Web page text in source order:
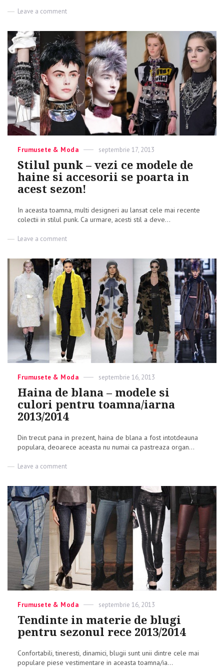
Leave a comment
originale
de
umbrele
ce
se
poarta
in
aceasta
toamna
Categories
Frumusete & Moda
Posted
septembrie 17, 2013
Stilul punk – vezi ce modele de
haine si accesorii se poarta in
acest sezon!
In aceasta toamna, multi designeri au lansat cele mai recente
colectii in stilul punk. Ca urmare, acesti stil a deve...
Leave a comment
punk
–
vezi
ce
modele
de
haine
si
accesorii
se
poarta
acest
sezon!
Categories
Frumusete & Moda
Posted
septembrie 16, 2013
Haina de blana – modele si
culori pentru toamna/iarna
2013/2014
Din trecut pana in prezent, haina de blana a fost intotdeauna
populara, deoarece aceasta nu numai ca pastreaza organ...
Leave a comment
de
blana
–
modele
si
culori
pentru
toamna/iarna
2013/2014
Categories
Frumusete & Moda
Posted
septembrie 16, 2013
Tendinte in materie de blugi
pentru sezonul rece 2013/2014
Confortabili, tineresti, dinamici, blugii sunt unii dintre cele mai
populare piese vestimentare in aceasta toamna/ia...